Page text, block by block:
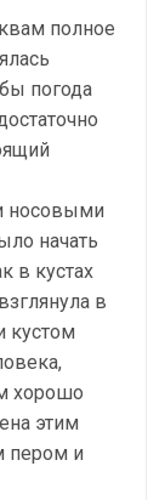
полное
погода
носовыми
начать
в кустах
в
кустом
хорошо
этим
пером и